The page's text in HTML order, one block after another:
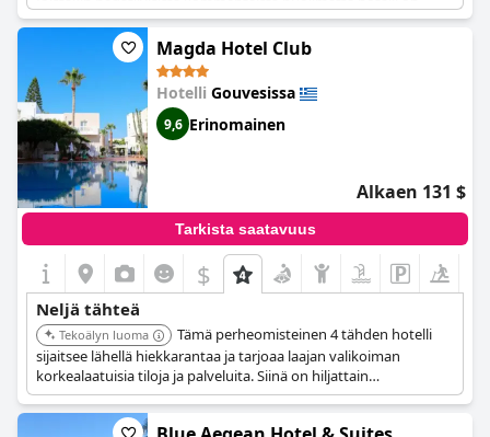
kaiken kaikkiaan erinomainen valinta neljän tähden
hotellilomalle.
Magda Hotel Club
Hotelli Gouvesissa
9,6 Erinomainen
Alkaen 131 $
Tarkista saatavuus
$
Neljä tähteä
Tekoälyn luoma
Tämä perheomisteinen 4 tähden hotelli
sijaitsee lähellä hiekkarantaa ja tarjoaa laajan valikoiman
korkealaatuisia tiloja ja palveluita. Siinä on hiljattain
rakennettuja huoneita, joissa on king-size-vuoteet, sadesuihkut
ja ilmainen nopea Wi-Fi. Lisäpalveluihin kuuluvat useita uima-